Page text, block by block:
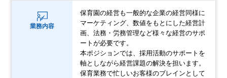
業務内容
保育園の経営も一般的な企業の経営同様に
マーケティング、数値をもとにした経営計
画、法務・労務管理など様々な経営のサポ
ートが必要です。
本ポジションでは、採用活動のサポートを
軸としながら経営課題の解決を担います。
保育業務で忙しいお客様のブレインとして